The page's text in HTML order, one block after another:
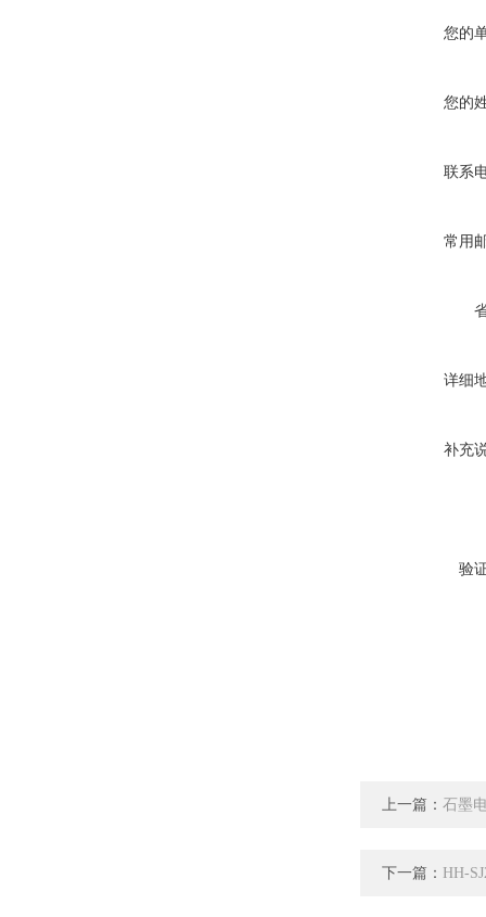
您的
您的
联系
常用
详细
补充
验
上一篇： 石墨
下一篇： HH-